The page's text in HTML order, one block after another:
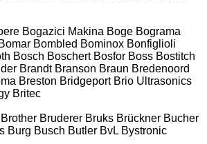
Bogazici Makina Boge Bograma
Bomar Bombled Bominox Bonfiglioli
Bosch Boschert Bosfor Boss Bostitch
Brandt Branson Braun Bredenoord
Breston Bridgeport Brio Ultrasonics
Britec
Brother Bruderer Bruks Brückner Bucher
Burg Busch Butler BvL Bystronic